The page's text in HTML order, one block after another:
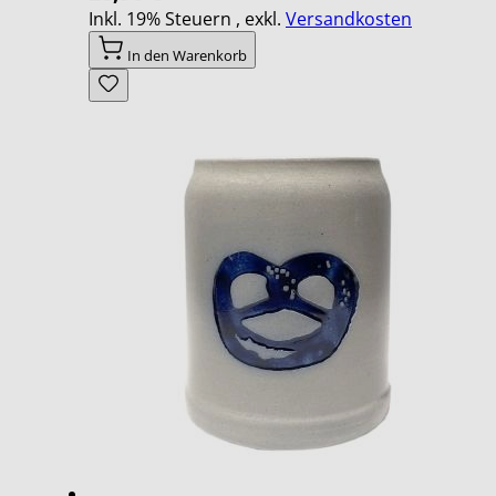
Inkl. 19% Steuern , exkl. Versandkosten
In den Warenkorb